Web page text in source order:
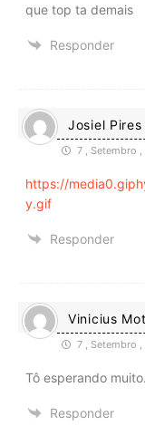
que top ta demais
Responder
Josiel Pires
7 , Setembro
https://
y.gif
Responder
Vinicius
7 , Setembro
Tô esperando
Responder